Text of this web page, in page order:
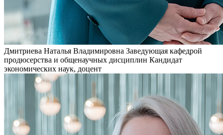
Дмитриева Наталья Владимировна Заведующая кафедрой
продюсерства и общенаучных дисциплин Кандидат
экономических наук, доцент